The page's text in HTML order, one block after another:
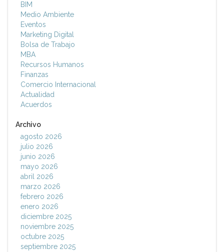
BIM
Medio Ambiente
Eventos
Marketing Digital
Bolsa de Trabajo
MBA
Recursos Humanos
Finanzas
Comercio Internacional
Actualidad
Acuerdos
Archivo
agosto 2026
julio 2026
junio 2026
mayo 2026
abril 2026
marzo 2026
febrero 2026
enero 2026
diciembre 2025
noviembre 2025
octubre 2025
septiembre 2025